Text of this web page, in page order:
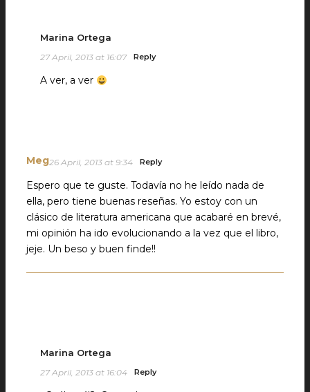
Marina Ortega
27 April, 2013 at 16:07 Reply
A ver, a ver
Meg26 April, 2013 at 9:34 Reply
Espero que te guste. Todavía no he leído nada de
ella, pero tiene buenas reseñas. Yo estoy con un
clásico de literatura americana que acabaré en brevé,
mi opinión ha ido evolucionando a la vez que el libro,
jeje. Un beso y buen finde!!
Marina Ortega
27 April, 2013 at 16:04 Reply